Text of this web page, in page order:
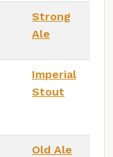
Strong
Ale
Imperial
Stout
Old Ale